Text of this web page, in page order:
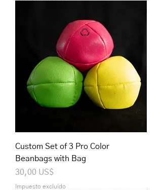
Custom Set of 3 Pro Color
Beanbags with Bag
Precio
30,00 US$
Impuesto excluido